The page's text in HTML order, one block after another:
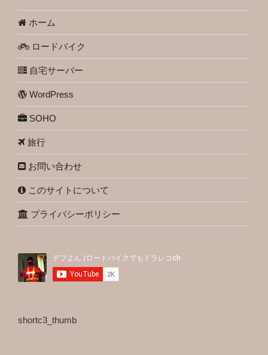
ホーム
ロードバイク
自宅サーバー
WordPress
SOHO
旅行
お問い合わせ
このサイトについて
プライバシーポリシー
shortc3_thumb